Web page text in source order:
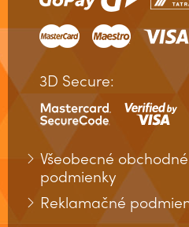
3D Secure:
Všeobecné obchodné
podmienky
Reklamačné